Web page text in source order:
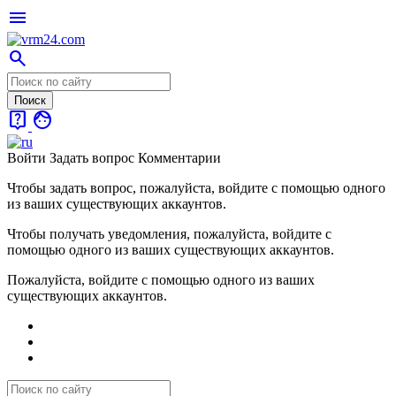
menu
search
live_help face
Войти Задать вопрос Комментарии
Чтобы задать вопрос, пожалуйста, войдите с помощью одного
из ваших существующих аккаунтов.
Чтобы получать уведомления, пожалуйста, войдите с
помощью одного из ваших существующих аккаунтов.
Пожалуйста, войдите с помощью одного из ваших
существующих аккаунтов.